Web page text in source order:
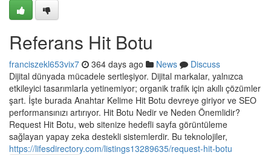
Referans Hit Botu
franciszekl653vix7 364 days ago News
Discuss
Dijital dünyada mücadele sertleşiyor. Dijital markalar, yalnızca
etkileyici tasarımlarla yetinemiyor; organik trafik için akıllı çözümler
şart. İşte burada Anahtar Kelime Hit Botu devreye giriyor ve SEO
performansınızı artırıyor. Hit Botu Nedir ve Neden Önemlidir?
Request Hit Botu, web sitenize hedefli sayfa görüntüleme
sağlayan yapay zeka destekli sistemlerdir. Bu teknolojiler,
https://lifesdirectory.com/listings13289635/request-hit-botu